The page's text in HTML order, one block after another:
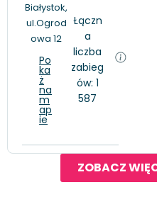
Białystok,
ul.Ogrod
owa 12
Po
ka
ż
na
m
ap
ie
Łączn
a
liczba
zabieg
ów: 1
587
ZOBACZ